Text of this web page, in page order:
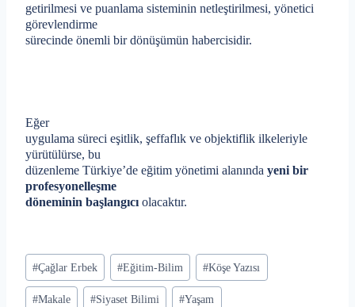
getirilmesi ve puanlama sisteminin netleştirilmesi, yönetici
görevlendirme
sürecinde önemli bir dönüşümün habercisidir.
Eğer
uygulama süreci eşitlik, şeffaflık ve objektiflik ilkeleriyle
yürütülürse, bu
düzenleme Türkiye’de eğitim yönetimi alanında yeni bir
profesyonelleşme
döneminin başlangıcı olacaktır.
Post
Tags:
#Çağlar Erbek #Eğitim-Bilim #Köşe Yazısı
#Makale #Siyaset Bilimi #Yaşam